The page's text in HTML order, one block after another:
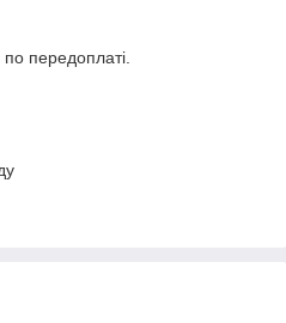
по передоплаті.